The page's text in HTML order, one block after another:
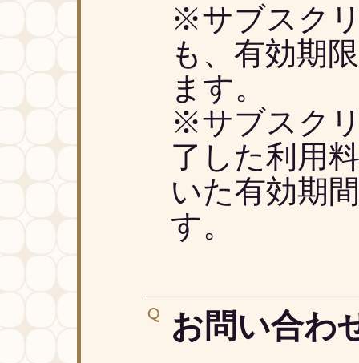
※サブスク
も、有効期
ます。
※サブスク
了した利用
いた有効期
す。
お問い合わ